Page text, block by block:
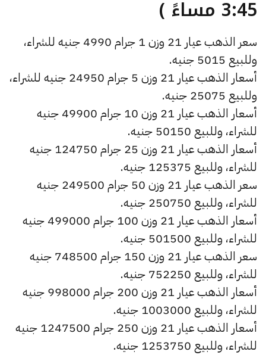
3:45 مساءً )
سعر الذهب عيار 21 وزن 1 جرام 4990 جنيه للشراء،
وللبيع 5015 جنيه.
أسعار الذهب عيار 21 وزن 5 جرام 24950 جنيه للشراء،
وللبيع 25075 جنيه.
أسعار الذهب عيار 21 وزن 10 جرام 49900 جنيه
للشراء، وللبيع 50150 جنيه.
أسعار الذهب عيار 21 وزن 25 جرام 124750 جنيه
للشراء، وللبيع 125375 جنيه.
سعر الذهب عيار 21 وزن 50 جرام 249500 جنيه
للشراء، وللبيع 250750 جنيه.
أسعار الذهب عيار 21 وزن 100 جرام 499000 جنيه
للشراء، وللبيع 501500 جنيه.
سعر الذهب عيار 21 وزن 150 جرام 748500 جنيه
للشراء، وللبيع 752250 جنيه.
أسعار الذهب عيار 21 وزن 200 جرام 998000 جنيه
للشراء، وللبيع 1003000 جنيه.
أسعار الذهب عيار 21 وزن 250 جرام 1247500 جنيه
للشراء، وللبيع 1253750 جنيه.